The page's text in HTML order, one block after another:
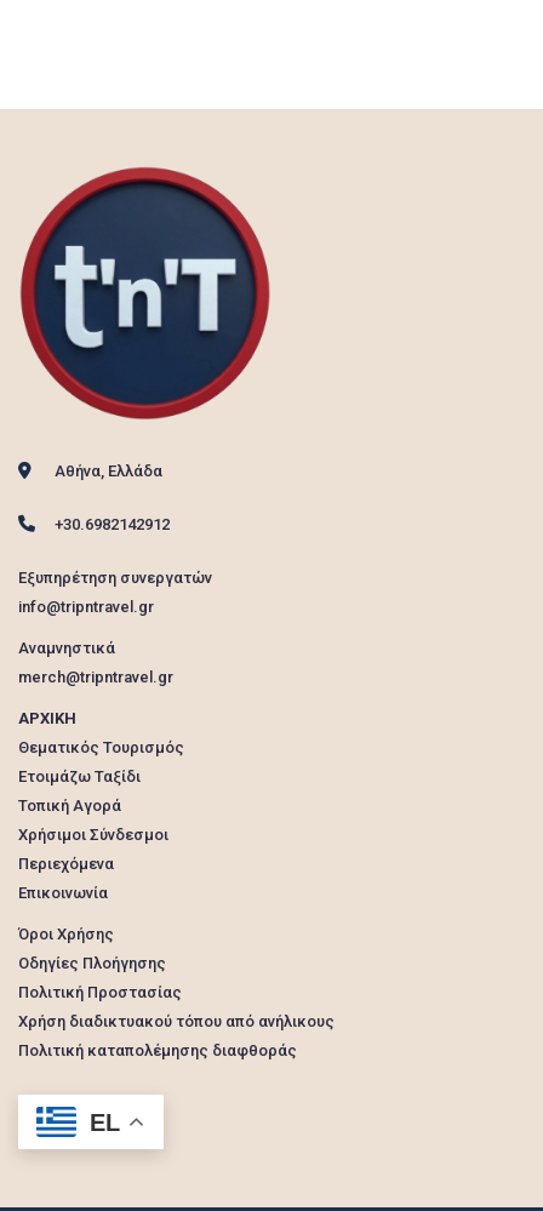
Αθήνα, Ελλάδα
+30.6982142912
Εξυπηρέτηση συνεργατών
info@tripntravel.gr
Αναμνηστικά
merch@tripntravel.gr
ΑΡΧΙΚΗ
Θεματικός Τουρισμός
Ετοιμάζω Ταξίδι
Τοπική Αγορά
Χρήσιμοι Σύνδεσμοι
Περιεχόμενα
Επικοινωνία
Όροι Χρήσης
Οδηγίες Πλοήγησης
Πολιτική Προστασίας
Χρήση διαδικτυακού τόπου από ανήλικους
Πολιτική καταπολέμησης διαφθοράς
EL